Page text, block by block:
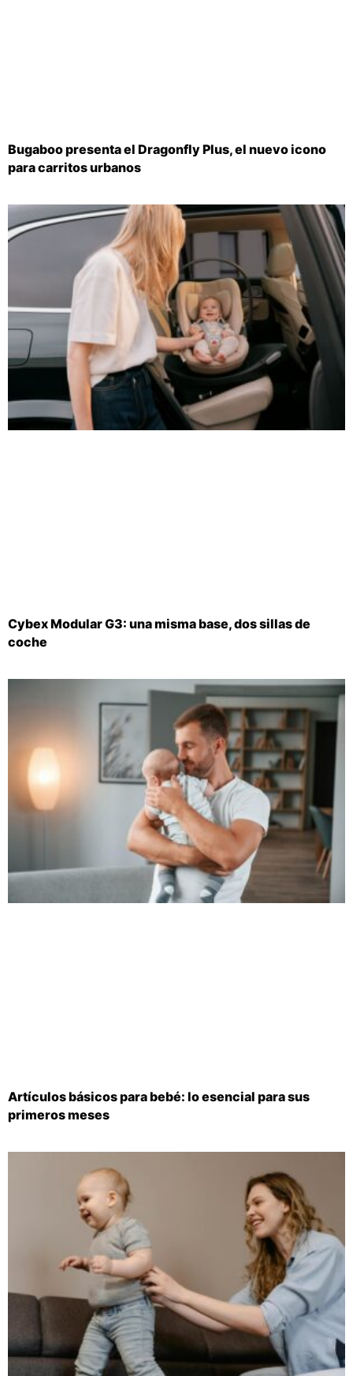
Bugaboo presenta el Dragonfly Plus, el nuevo icono
para carritos urbanos
Cybex Modular G3: una misma base, dos sillas de
coche
Artículos básicos para bebé: lo esencial para sus
primeros meses